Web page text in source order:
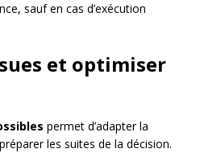
sauf en cas d’exécution
et optimiser
permet d’adapter la
les suites de la décision.